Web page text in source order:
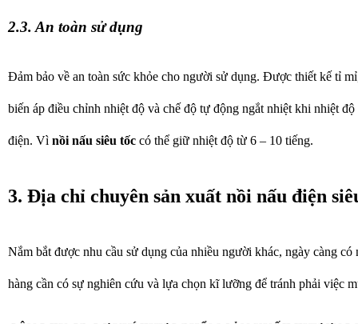
2.3. An toàn sử dụng
Đảm bảo về an toàn sức khỏe cho người sử dụng. Được thiết kế tỉ
biến áp điều chỉnh nhiệt độ và chế độ tự động ngắt nhiệt khi nhiệt
điện. Vì nồi nấu siêu tốc có thể giữ nhiệt độ từ 6 – 10 tiếng.
3. Địa chỉ chuyên sản xuất nồi nấu điện
Nắm bắt được nhu cầu sử dụng của nhiều người khác, ngày càng
hàng cần có sự nghiên cứu và lựa chọn kĩ lưỡng để tránh phải việc